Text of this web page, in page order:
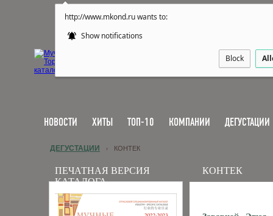
http://www.mkond.ru wants to:
Show notifications
Block
НОВОСТИ ХИТЫ ТОП-10 КОМПАНИИ ДЕГУСТАЦИИ
ПЕЧАТНАЯ ВЕРСИЯ
КАТАЛОГА
ДЕГУСТАЦИИ › КОНТЕК
КОНТЕК